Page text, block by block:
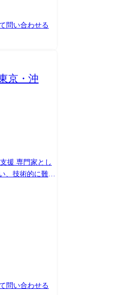
問い合わせる
京・沖
、技術的に難易
問い合わせる